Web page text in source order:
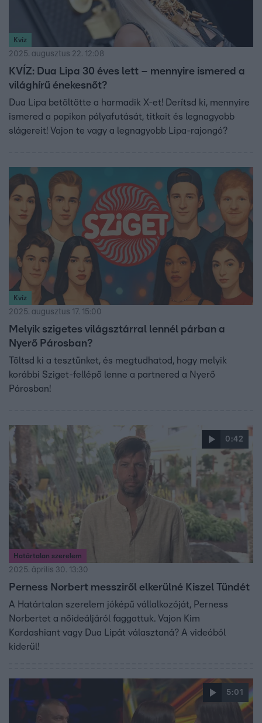
Kvíz
2025. augusztus 22. 12:08
KVÍZ: Dua Lipa 30 éves lett – mennyire ismered a
világhírű énekesnőt?
Dua Lipa betöltötte a harmadik X-et! Derítsd ki, mennyire
ismered a popikon pályafutását, titkait és legnagyobb
slágereit! Vajon te vagy a legnagyobb Lipa-rajongó?
Kvíz
2025. augusztus 17. 15:00
Melyik szigetes világsztárral lennél párban a
Nyerő Párosban?
Töltsd ki a tesztünket, és megtudhatod, hogy melyik
korábbi Sziget-fellépő lenne a partnered a Nyerő
Párosban!
0:42
Határtalan szerelem
2025. április 30. 13:30
Perness Norbert messziről elkerülné Kiszel Tündét
A Határtalan szerelem jóképű vállalkozóját, Perness
Norbertet a nőideáljáról faggattuk. Vajon Kim
Kardashiant vagy Dua Lipát választaná? A videóból
kiderül!
5:01